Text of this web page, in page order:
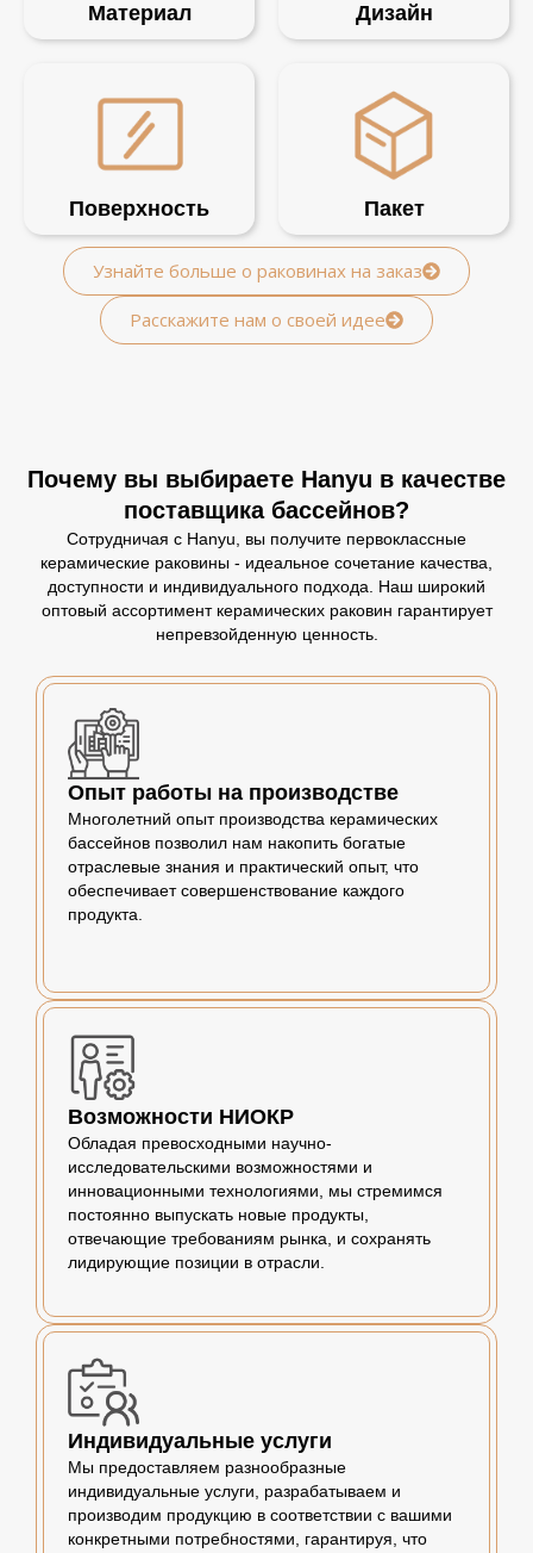
Материал Дизайн
Поверхность Пакет
Узнайте больше о раковинах на заказ
Расскажите нам о своей идее
Почему вы выбираете Hanyu в качестве
поставщика бассейнов?
Сотрудничая с Hanyu, вы получите первоклассные
керамические раковины - идеальное сочетание качества,
доступности и индивидуального подхода. Наш широкий
оптовый ассортимент керамических раковин гарантирует
непревзойденную ценность.
Опыт работы на производстве
Многолетний опыт производства керамических
бассейнов позволил нам накопить богатые
отраслевые знания и практический опыт, что
обеспечивает совершенствование каждого
продукта.
Возможности НИОКР
Обладая превосходными научно-
исследовательскими возможностями и
инновационными технологиями, мы стремимся
постоянно выпускать новые продукты,
отвечающие требованиям рынка, и сохранять
лидирующие позиции в отрасли.
Индивидуальные услуги
Мы предоставляем разнообразные
индивидуальные услуги, разрабатываем и
производим продукцию в соответствии с вашими
конкретными потребностями, гарантируя, что